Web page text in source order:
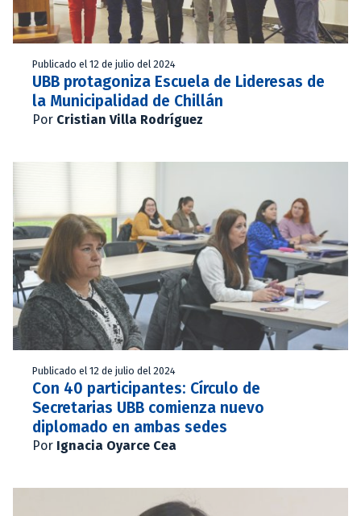
Publicado el 12 de julio del 2024
UBB protagoniza Escuela de Lideresas de
la Municipalidad de Chillán
Por Cristian Villa Rodríguez
Publicado el 12 de julio del 2024
Con 40 participantes: Círculo de
Secretarias UBB comienza nuevo
diplomado en ambas sedes
Por Ignacia Oyarce Cea